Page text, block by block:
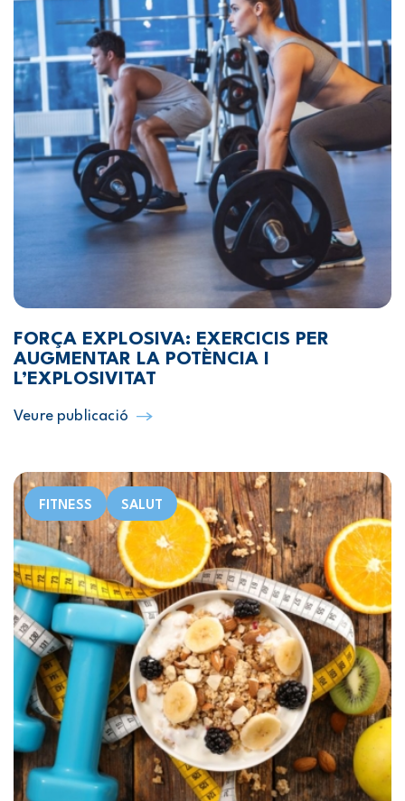
FORÇA EXPLOSIVA: EXERCICIS PER
AUGMENTAR LA POTÈNCIA I
L’EXPLOSIVITAT
Veure publicació
FITNESS SALUT